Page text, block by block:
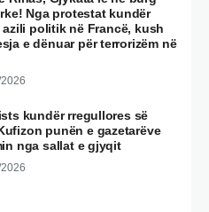
Nga protestat kundër
politik në Francë, kush
e dënuar për terrorizëm në
kundër rregullores së
punën e gazetarëve
nga sallat e gjyqit